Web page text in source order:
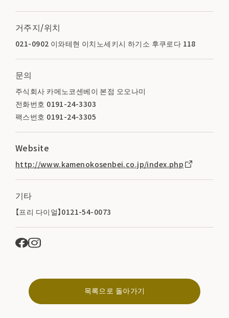
거주지/위치
021-0902 이와테현 이치노세키시 하기소 후쿠로다 118
문의
주식회사 카메노코센베이 본점 오오나미
전화번호 0191-24-3303
팩스번호 0191-24-3305
Website
http://www.kamenokosenbei.co.jp/index.php
기타
【프리 다이얼】0121-54-0073
목록으로 돌아가기